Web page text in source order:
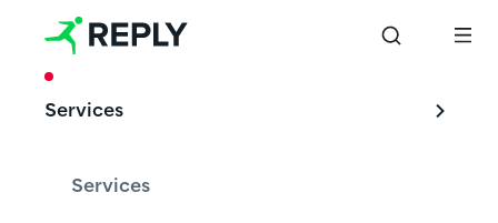
Services
Services
Dietro l’IoT si
nasconde un